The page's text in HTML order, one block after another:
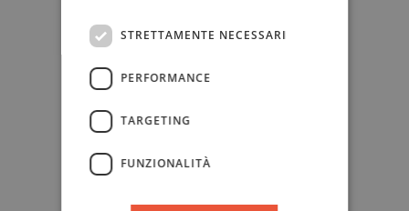
STRETTAMENTE NECESSARI
PERFORMANCE
TARGETING
FUNZIONALITÀ